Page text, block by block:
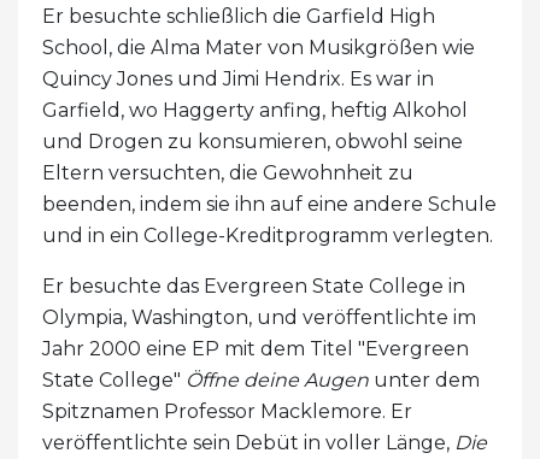
Er besuchte schließlich die Garfield High
School, die Alma Mater von Musikgrößen wie
Quincy Jones und Jimi Hendrix. Es war in
Garfield, wo Haggerty anfing, heftig Alkohol
und Drogen zu konsumieren, obwohl seine
Eltern versuchten, die Gewohnheit zu
beenden, indem sie ihn auf eine andere Schule
und in ein College-Kreditprogramm verlegten.
Er besuchte das Evergreen State College in
Olympia, Washington, und veröffentlichte im
Jahr 2000 eine EP mit dem Titel "Evergreen
State College" Öffne deine Augen unter dem
Spitznamen Professor Macklemore. Er
veröffentlichte sein Debüt in voller Länge, Die